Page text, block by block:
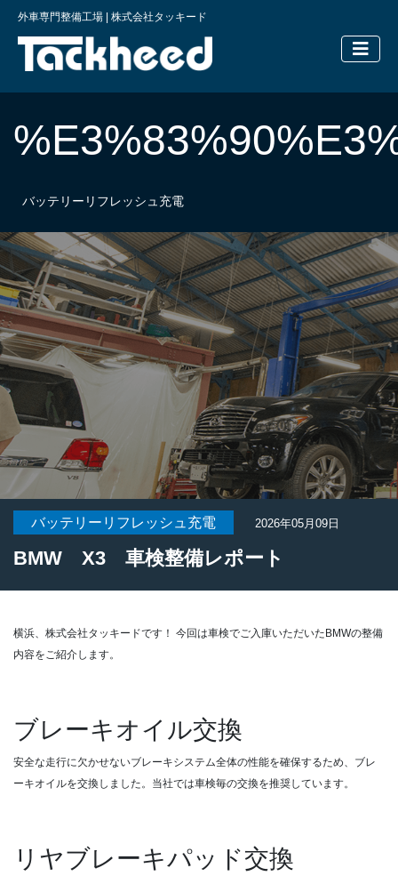
外車専門整備工場 | 株式会社タッキード
横浜の外
バッテリーリフレッシュ充電
バッテリーリフレッシュ充電 2026年05月09日
BMW X3 車検整備レポート
横浜、株式会社タッキードです！ 今回は車検でご入庫いただいたBMWの整備
内容をご紹介します。
ブレーキオイル交換
安全な走行に欠かせないブレーキシステム全体の性能を確保するため、ブレ
ーキオイルを交換しました。当社では車検毎の交換を推奨しています。
リヤブレーキパッド交換